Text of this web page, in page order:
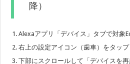
降）
Alexaアプリ「デバイス」タブで対象
右上の設定アイコン（歯車）をタップ
下部にスクロールして「デバイスを